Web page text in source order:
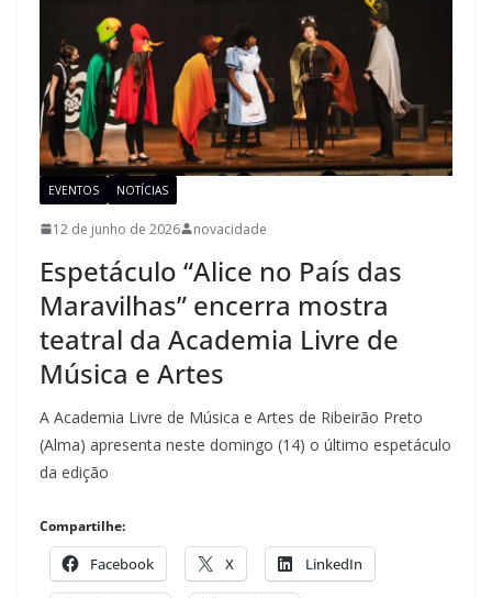
EVENTOS NOTÍCIAS
12 de junho de 2026 novacidade
Espetáculo “Alice no País das
Maravilhas” encerra mostra
teatral da Academia Livre de
Música e Artes
A Academia Livre de Música e Artes de Ribeirão Preto
(Alma) apresenta neste domingo (14) o último espetáculo
da edição
Compartilhe:
Facebook X LinkedIn